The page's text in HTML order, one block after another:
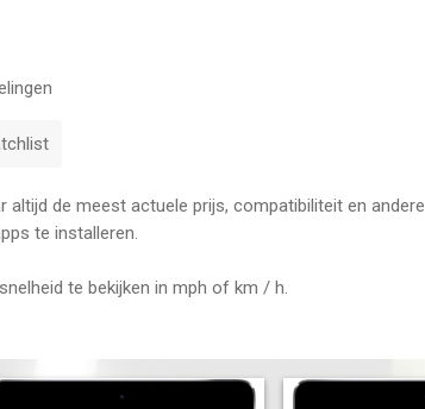
altijd de meest actuele prijs, compatibiliteit en andere
te installeren.
te bekijken in mph of km / h.
iPhone, iPad en iPod touch met iOS versie 10.0 of